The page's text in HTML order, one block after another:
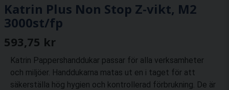
Katrin Plus Non Stop Z-vikt, M2
3000st/fp
593,75 kr
Katrin Pappershanddukar passar för alla verksamheter
och miljöer. Handdukarna matas ut en i taget för att
säkerställa hög hygien och kontrollerad förbrukning. De är